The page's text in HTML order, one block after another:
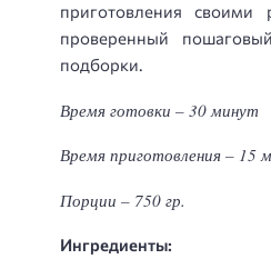
приготовления своими
проверенный
подборки.
Время готовки – 30 минут
Время приготовления – 15
Порции – 750 гр.
Ингредиенты: